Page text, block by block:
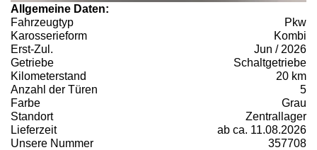
Allgemeine Daten:
Fahrzeugtyp
Pkw
Karosserieform
Kombi
Erst-Zul.
Jun / 2026
Getriebe
Schaltgetriebe
Kilometerstand
20 km
Anzahl der Türen
5
Farbe
Grau
Standort
Zentrallager
Lieferzeit
ab ca. 11.08.2026
Unsere Nummer
357708